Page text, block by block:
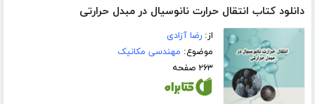
دانلود کتاب انتقال حرارت نانوسیال در مبدل حرارتی
از:رضا آزادی
موضوع: مهندسی مکانیک
۲۶۳ صفحه